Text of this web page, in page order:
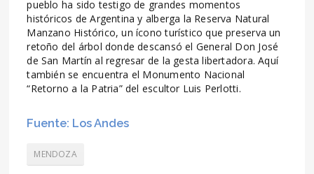
pueblo ha sido testigo de grandes momentos
históricos de Argentina y alberga la Reserva Natural
Manzano Histórico, un ícono turístico que preserva un
retoño del árbol donde descansó el General Don José
de San Martín al regresar de la gesta libertadora. Aquí
también se encuentra el Monumento Nacional
“Retorno a la Patria” del escultor Luis Perlotti.
Fuente: Los Andes
MENDOZA